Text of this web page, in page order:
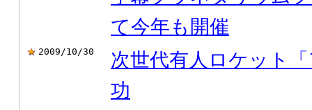
て今年も開催
2009/10/30
次世代有人ロケット
功